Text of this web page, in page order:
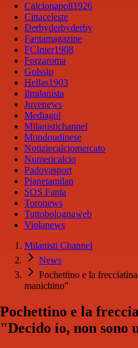
Calcionapoli1926
Cittaceleste
Derbyderbyderby
Fantamagazine
FCInter1908
Forzaroma
Golssip
Hellas1903
Ilmilanista
Juvenews
Mediagol
Milanistichannel
Mondoudinese
Notiziecalciomercato
Numericalcio
Padovasport
Pianetamilan
SOS Fanta
Toronews
Tuttobolognaweb
Violanews
Milanisti Channel
News
Pochettino e la
manichino"
Pochettino e la
"Decido io, non sono